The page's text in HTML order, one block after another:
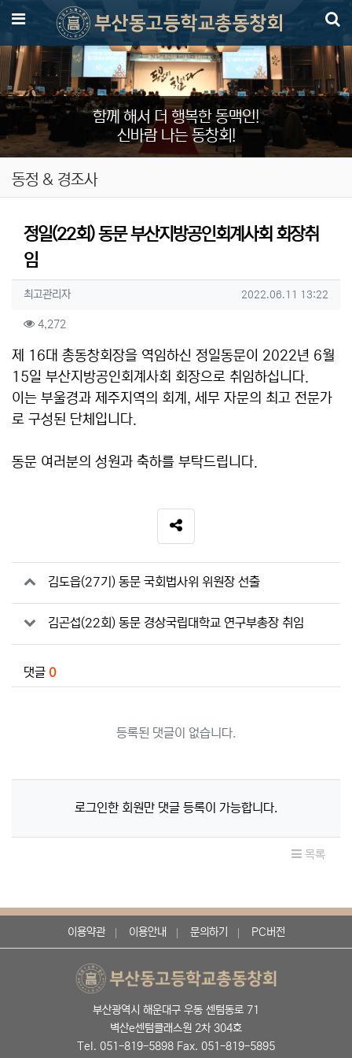
함께 해서 더 행복한 동맥인!
신바람 나는 동창회!
메뉴
동정 & 경조사
정일(22회) 동문 부산지방공인회계사회 회장취
임
작성자 정보
최고관리자작성 작성일
2022.06.11 13:22
컨텐츠 정보
4,272
본문
제 16대 총동창회장을 역임하신 정일동문이 2022년 6월
15일 부산지방공인회계사회 회장으로 취임하십니다.
이는 부울경과 제주지역의 회계, 세무 자문의 최고 전문가
로 구성된 단체입니다.
동문 여러분의 성원과 축하를 부탁드립니다.
SNS 공유
관련자료
김도읍(27기) 동문 국회법사위 위원장 선출
김곤섭(22회) 동문 경상국립대학교 연구부총장 취임
댓글 0
등록된 댓글이 없습니다.
로그인한 회원만 댓글 등록이 가능합니다.
목록
이용약관 이용안내 문의하기 PC버전
부산광역시 해운대구 우동 센텀동로 71
벽산e센텀클래스원 2차 304호
Tel. 051-819-5898 Fax. 051-819-5895